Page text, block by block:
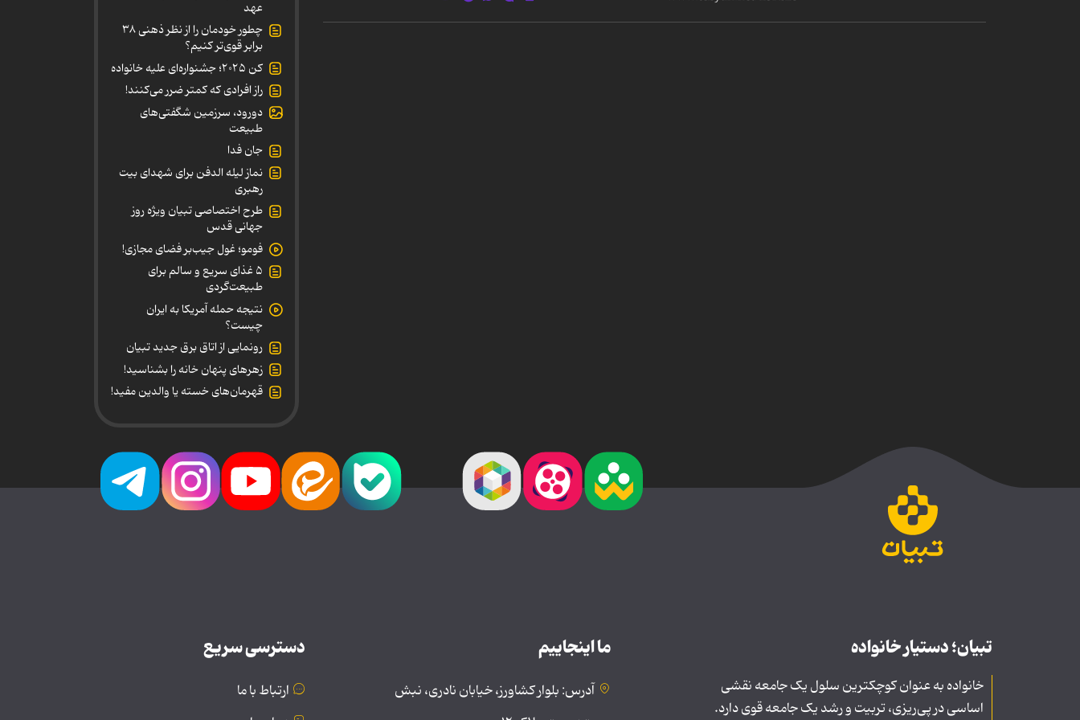
عهد
چطور خودمان را از نظر ذهنی ۳۸
برابر قوی‌تر کنیم؟
کن ۲۰۲۵؛ جشنواره‌ای علیه خانواده
راز افرادی که کمتر ضرر می‌کنند!
دورود، سرزمین شگفتی‌های
طبیعت
جان فدا
نماز لیله الدفن برای شهدای بیت
رهبری
طرح اختصاصی تبیان ویژه روز
جهانی قدس
فومو؛ غول جیب‌بر فضای مجازی!
۵ غذای سریع و سالم برای
طبیعت‌گردی
نتیجه حمله آمریکا به ایران
چیست؟
رونمایی از اتاق برق جدید تبیان
زهرهای پنهان خانه را بشناسید!
قهرمان‌های خسته یا والدین مفید!
تبیان؛ دستیار خانواده
خانواده به عنوان کوچکترین سلول یک جامعه نقشی
اساسی در پی‌ریزی، تربیت و رشد یک جامعه قوی دارد.
ما اینجاییم
آدرس: بلوار کشاورز، خیابان نادری، نبش
دسترسی سریع
ارتباط با ما